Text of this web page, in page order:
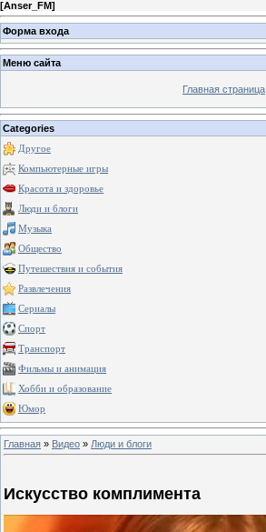
[Anser_FM]
Форма входа
Меню сайта
Главная страница
Categories
Другое
Компьютерные игры
Красота и здоровье
Люди и блоги
Музыка
Общество
Путешествия и события
Развлечения
Сериалы
Спорт
Транспорт
Фильмы и анимация
Хобби и образование
Юмор
Главная » Видео » Люди и блоги
Искусство комплимента